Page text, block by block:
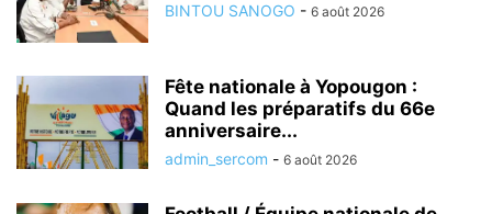
BINTOU SANOGO - 6 août 2026
Fête nationale à Yopougon :
Quand les préparatifs du 66e
anniversaire...
admin_sercom - 6 août 2026